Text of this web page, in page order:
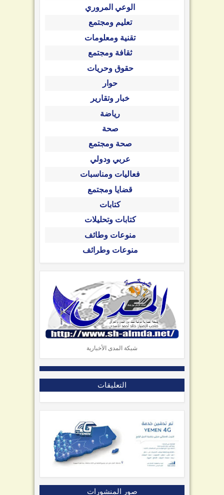
الوعي المروري
تعليم ومجتمع
تقنية ومعلومات
ثقافة ومجتمع
حقوق وحريات
حوار
خبار وتقارير
رياضة
صحة
صحة ومجتمع
عربي ودولي
فعاليات ومناسبات
قضايا ومجتمع
كتابات
كتابات وتحليلات
منوعات وطائف
منوعات وطرائف
شبكة المدى الأخبارية
التعليقات
صور المنشورات